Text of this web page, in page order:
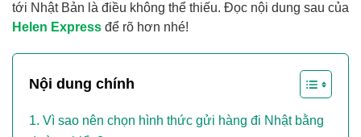
tới Nhật Bản là điều không thể thiếu. Đọc nội dung sau của
Helen Express để rõ hơn nhé!
Nội dung chính
Vì sao nên chọn hình thức gửi hàng đi Nhật bằng